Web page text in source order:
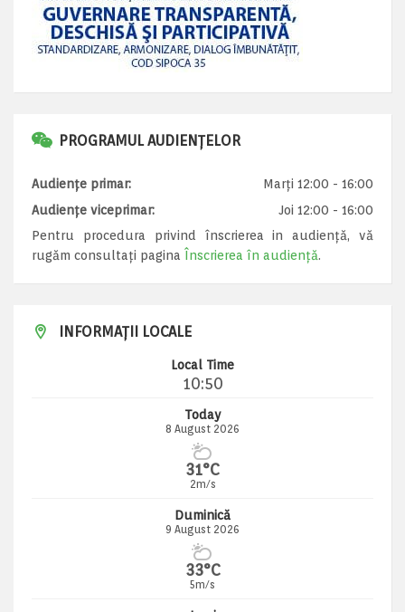
PROGRAMUL AUDIENȚELOR
Audiențe primar:
Marți 12:00 - 16:00
Audiențe viceprimar:
Joi 12:00 - 16:00
Pentru procedura privind înscrierea in audiență, vă
rugăm consultați pagina Înscrierea în audiență.
INFORMAȚII LOCALE
Local Time
10:50
Today
8 August 2026
31°C
2m/s
Duminică
9 August 2026
33°C
5m/s